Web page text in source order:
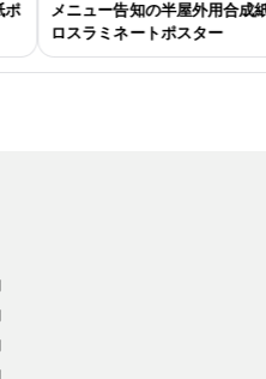
メニュー告知の半屋外用合成紙グ
ロスラミネートポスター